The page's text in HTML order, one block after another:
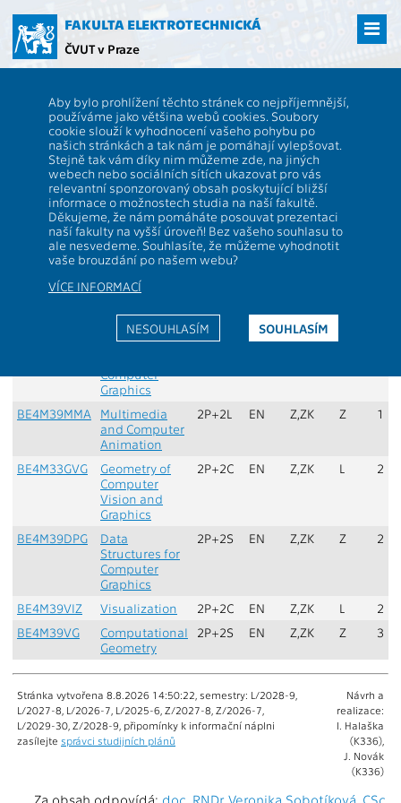
hlavní
obsah
FAKULTA ELEKTROTECHNICKÁ
ČVUT v Praze
Aby bylo prohlížení těchto stránek co nejpříjemnější,
používáme jako většina webů cookies. Soubory
cookie slouží k vyhodnocení vašeho pohybu po
našich stránkách a tak nám je pomáhají vylepšovat.
Stejně tak vám díky nim můžeme zde, na jiných
webech nebo sociálních sítích ukazovat pro vás
relevantní sponzorovaný obsah poskytující bližší
informace o možnostech studia na naší fakultě.
Děkujeme, že nám pomáháte posouvat prezentaci
naší fakulty na vyšší úroveň! Bez vašeho souhlasu to
ale nesvedeme. Souhlasíte, že můžeme vyhodnotit
vaše brouzdání po našem webu?
VÍCE INFORMACÍ
SOUHLASÍM
NESOUHLASÍM
2018_MOIEPO3 - Compulsory subjects of the branch
D|G|M|V
Popis stránky:
Zde je rozepsána skupina předmětů. Jsou zde
vidět požadavky pro její splnění a její role ve
skladbě studia. Seznam je řazen abecedně dle
kódu katedry a jména předmětu.
Skupina:Compulsory subjects of the branch
Min. kreditů:36Max. kreditů:
Min. předmětů:6
Název
Rozsah
výuky
Jazyk
výuky
Zakon-
čení
Computer
Graphics
BE4M39MMA
Multimedia
and Computer
Animation
2P+2L EN Z,ZK Z 1
BE4M33GVG
Geometry of
Computer
Vision and
Graphics
2P+2C EN Z,ZK L 2
BE4M39DPG
Data
Structures for
Computer
Graphics
2P+2S EN Z,ZK Z 2
BE4M39VIZ Visualization 2P+2C EN Z,ZK L
2
BE4M39VG
Computational
Geometry
2P+2S EN Z,ZK Z 3
Stránka vytvořena 8.8.2026 14:50:22, semestry: L/2028-9,
L/2027-8, L/2026-7, L/2025-6, Z/2027-8, Z/2026-7,
L/2029-30, Z/2028-9, připomínky k informační náplni
zasílejte správci studijních plánů
Návrh a
realizace:
I. Halaška
(K336),
J. Novák
(K336)
Za obsah odpovídá: doc. RNDr. Veronika Sobotíková, CSc.